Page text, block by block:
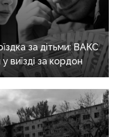
за дітьми: ВАКС
виїзді за кордон